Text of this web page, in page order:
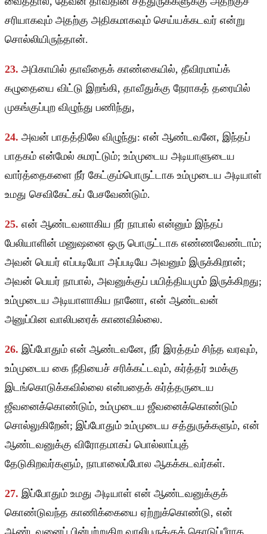
சரியாகவும் அதற்கு அதிகமாகவும் செய்யக்கடவர் என்று
சொல்லியிருந்தான்.
23. அபிகாயில் தாவீதைக் காண்கையில், தீவிரமாய்க்
கழுதையை விட்டு இறங்கி, தாவீதுக்கு நேராகத் தரையில்
முகங்குப்புற விழுந்து பணிந்து,
24. அவன் பாதத்திலே விழுந்து: என் ஆண்டவனே, இந்தப்
பாதகம் என்மேல் சுமரட்டும்; உம்முடைய அடியாளுடைய
வார்த்தைகளை நீர் கேட்கும்பொருட்டாக உம்முடைய அடியாள்
உமது செவிகேட்கப் பேசவேண்டும்.
25. என் ஆண்டவனாகிய நீர் நாபால் என்னும் இந்தப்
பேலியாளின் மனுஷனை ஒரு பொருட்டாக எண்ணவேண்டாம்;
அவன் பெயர் எப்படியோ அப்படியே அவனும் இருக்கிறான்;
அவன் பெயர் நாபால், அவனுக்குப் பயித்தியமும் இருக்கிறது;
உம்முடைய அடியாளாகிய நானோ, என் ஆண்டவன்
அனுப்பின வாலிபரைக் காணவில்லை.
26. இப்போதும் என் ஆண்டவனே, நீர் இரத்தம் சிந்த வரவும்,
உம்முடைய கை நீதியைச் சரிக்கட்டவும், கர்த்தர் உமக்கு
இடங்கொடுக்கவில்லை என்பதைக் கர்த்தருடைய
ஜீவனைக்கொண்டும், உம்முடைய ஜீவனைக்கொண்டும்
சொல்லுகிறேன்; இப்போதும் உம்முடைய சத்துருக்களும், என்
ஆண்டவனுக்கு விரோதமாகப் பொல்லாப்புத்
தேடுகிறவர்களும், நாபாலைப்போல ஆகக்கடவர்கள்.
27. இப்போதும் உமது அடியாள் என் ஆண்டவனுக்குக்
கொண்டுவந்த காணிக்கையை ஏற்றுக்கொண்டு, என்